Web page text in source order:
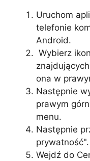
Uruchom
telefonie
Android.
Wybierz
ona w
Następnie
prawym
menu.
Następnie
prywatność".
Wejdź do